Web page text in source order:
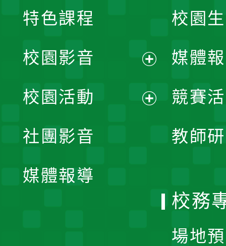
校園
媒體
競賽
教師
特色課程
校園影音
開
校園活動
社團影音
媒體報導
校務
場地